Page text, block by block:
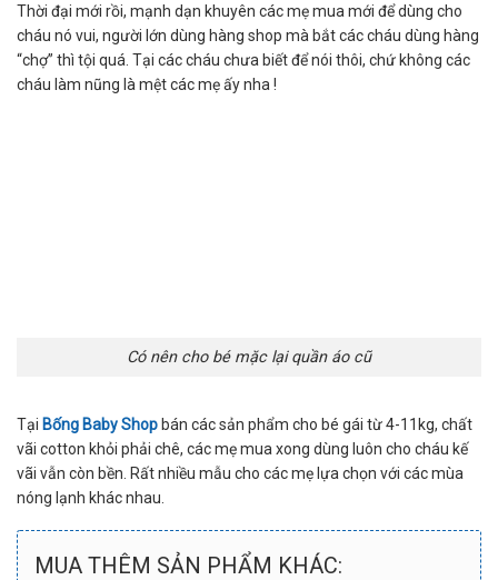
Thời đại mới rồi, mạnh dạn khuyên các mẹ mua mới để dùng cho
cháu nó vui, người lớn dùng hàng shop mà bắt các cháu dùng hàng
“chợ” thì tội quá. Tại các cháu chưa biết để nói thôi, chứ không các
cháu làm nũng là mệt các mẹ ấy nha !
Có nên cho bé mặc lại quần áo cũ
Tại Bống Baby Shopbán các sản phẩm cho bé gái từ 4-11kg, chất
vãi cotton khỏi phải chê, các mẹ mua xong dùng luôn cho cháu kế
vãi vẫn còn bền. Rất nhiều mẫu cho các mẹ lựa chọn với các mùa
nóng lạnh khác nhau.
MUA THÊM SẢN PHẨM KHÁC: